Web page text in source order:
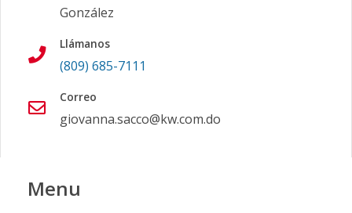
González
Llámanos
(809) 685-7111
Correo
giovanna.sacco@kw.com.do
Menu